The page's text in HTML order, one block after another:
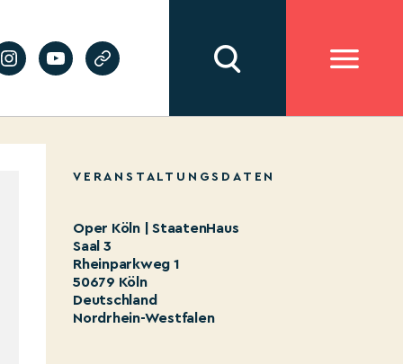
VERANSTALTUNGSDATEN
Oper Köln | StaatenHaus
Saal 3
Rheinparkweg 1
50679 Köln
Deutschland
Nordrhein-Westfalen